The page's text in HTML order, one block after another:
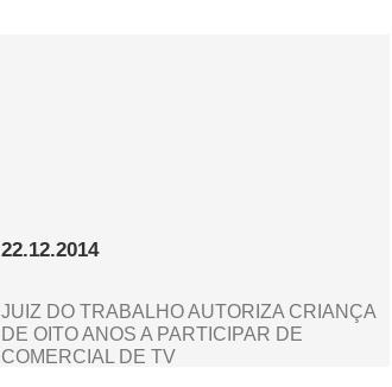
22.12.2014
JUIZ DO TRABALHO AUTORIZA CRIANÇA
DE OITO ANOS A PARTICIPAR DE
COMERCIAL DE TV